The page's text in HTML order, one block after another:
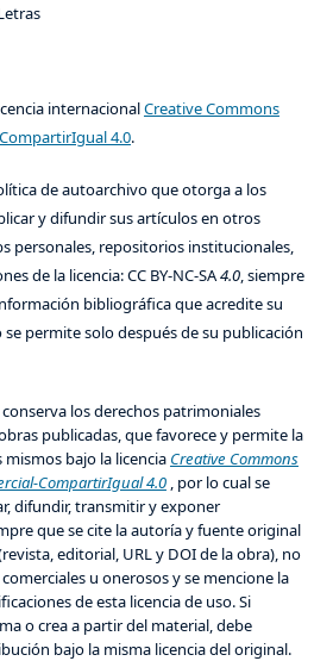
internacionalCreative Commons
4.0.
de autoarchivo que otorga a los
y difundir sus artículos en otros
personales, repositorios institucionales,
de la licencia: CC BY-NC-SA4.0, siempre
bibliográfica que acredite su
permite solo después de su publicación
conserva los derechos patrimoniales
publicadas, que favorece y permite la
bajo la licencia Creative Commons
CompartirIgual 4.0, por lo cual se
difundir, transmitir y exponer
que se cite la autoría y fuente original
editorial, URL y DOI de la obra), no
u onerosos y se mencione la
de esta licencia de uso. Si
o crea a partir del material, debe
bajo la misma licencia del original.